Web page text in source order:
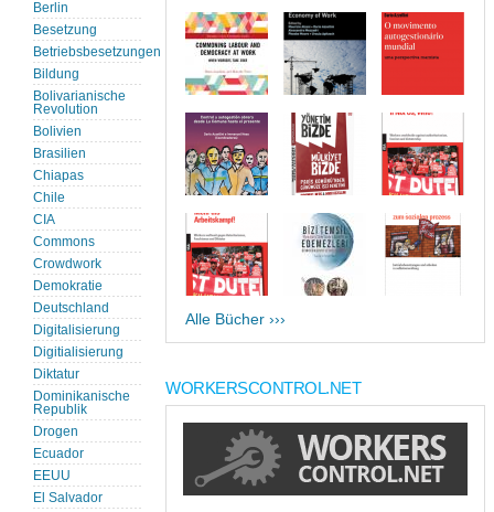
Berlin
Besetzung
Betriebsbesetzungen
Bildung
Bolivarianische
Revolution
Bolivien
Brasilien
Chiapas
Chile
CIA
Commons
Crowdwork
Demokratie
Deutschland
Digitalisierung
Digitialisierung
Diktatur
Dominikanische
Republik
Drogen
Ecuador
EEUU
El Salvador
Alle Bücher ›››
WORKERSCONTROL.NET